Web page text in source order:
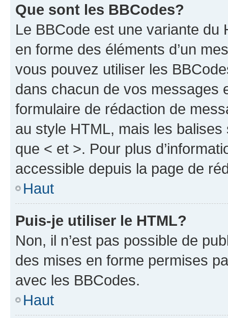
Que sont les BBCodes?
Le BBCode est une variante du
en forme des éléments d’un
vous pouvez utiliser les
dans chacun de vos messages
formulaire de rédaction de
au style HTML, mais les
que < et >. Pour plus
accessible depuis la page de
Haut
Puis-je utiliser le HTML?
Non, il n’est pas possible de
des mises en forme permises
avec les BBCodes.
Haut